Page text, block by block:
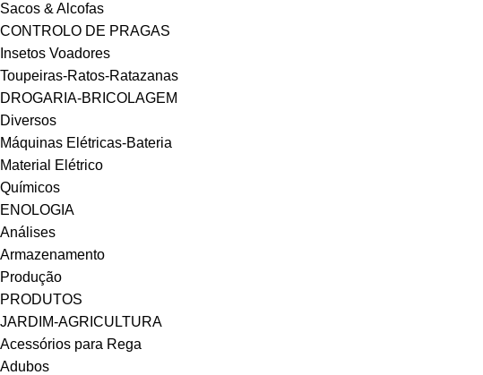
Sacos & Alcofas
CONTROLO DE PRAGAS
Insetos Voadores
Toupeiras-Ratos-Ratazanas
DROGARIA-BRICOLAGEM
Diversos
Máquinas Elétricas-Bateria
Material Elétrico
Químicos
ENOLOGIA
Análises
Armazenamento
Produção
PRODUTOS
JARDIM-AGRICULTURA
Acessórios para Rega
Adubos